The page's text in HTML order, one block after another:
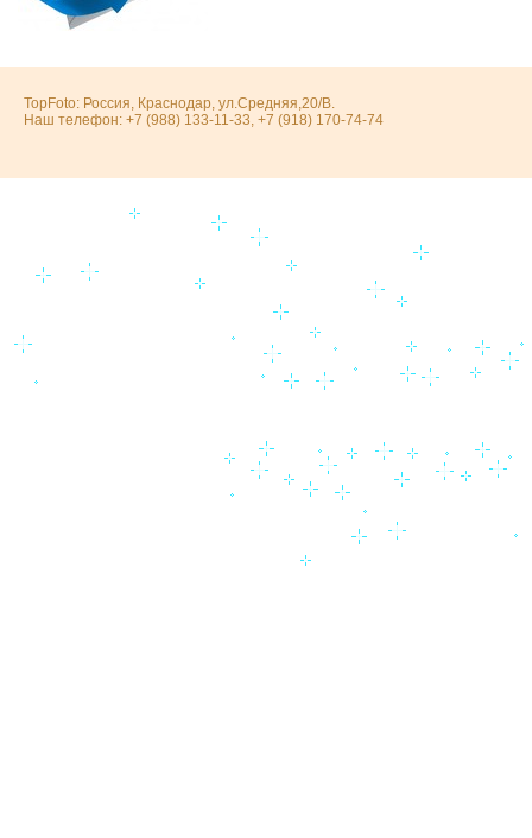
TopFoto: Россия, Краснодар, ул.Средняя,20/В.
Наш телефон: +7 (988) 133-11-33, +7 (918) 170-74-74